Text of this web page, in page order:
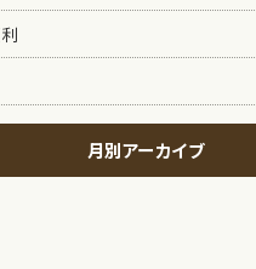
月別アーカイブ